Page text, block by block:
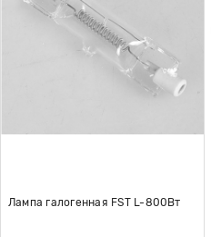
Лампа галогенная FST L-800Вт